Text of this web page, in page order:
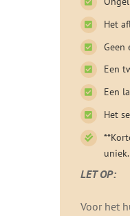
Het
Geen
Een
Een
Het
uniek.
LET OP:
Voor het